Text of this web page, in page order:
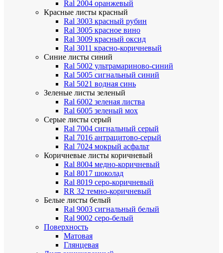
Ral 2004 оранжевый
Красные листы красный
Ral 3003 красный рубин
Ral 3005 красное вино
Ral 3009 красный оксид
Ral 3011 красно-коричневый
Синие листы синий
Ral 5002 ультрамариново-синий
Ral 5005 сигнальный синий
Ral 5021 водная синь
Зеленые листы зеленый
Ral 6002 зеленая листва
Ral 6005 зеленый мох
Серые листы серый
Ral 7004 сигнальный серый
Ral 7016 антрацитово-серый
Ral 7024 мокрый асфальт
Коричневые листы коричневый
Ral 8004 медно-коричневый
Ral 8017 шоколад
Ral 8019 серо-коричневый
RR 32 темно-коричневый
Белые листы белый
Ral 9003 сигнальный белый
Ral 9002 серо-белый
Поверхность
Матовая
Глянцевая